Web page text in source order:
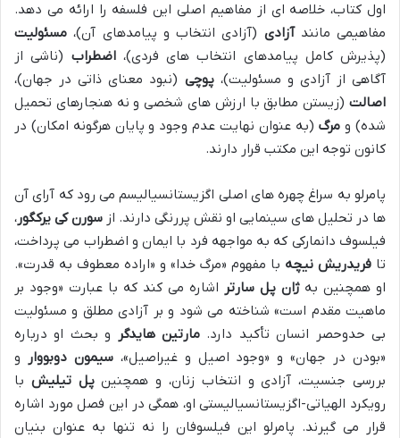
اول کتاب، خلاصه ای از مفاهیم اصلی این فلسفه را ارائه می دهد.
مفاهیمی مانندآزادی (آزادی انتخاب و پیامدهای آن)، مسئولیت
(پذیرش کامل پیامدهای انتخاب های فردی)،اضطراب (ناشی از
آگاهی از آزادی و مسئولیت)،پوچی (نبود معنای ذاتی در جهان)،
اصالت (زیستن مطابق با ارزش های شخصی و نه هنجارهای تحمیل
شده) و مرگ (به عنوان نهایت عدم وجود و پایان هرگونه امکان) در
کانون توجه این مکتب قرار دارند.
پامرلو به سراغ چهره های اصلی اگزیستانسیالیسم می رود که آرای آن
ها در تحلیل های سینمایی او نقش پررنگی دارند. از سورن کی یرکگور،
فیلسوف دانمارکی که به مواجهه فرد با ایمان و اضطراب می پرداخت،
تا فریدریش نیچه با مفهوم «مرگ خدا» و «اراده معطوف به قدرت».
او همچنین بهژان پل سارتر اشاره می کند که با عبارت «وجود بر
ماهیت مقدم است» شناخته می شود و بر آزادی مطلق و مسئولیت
بی حدوحصر انسان تأکید دارد. مارتین هایدگر و بحث او درباره
«بودن در جهان» و «وجود اصیل و غیراصیل»،سیمون دوبووار و
بررسی جنسیت، آزادی و انتخاب زنان، و همچنینپل تیلیش با
رویکرد الهیاتی-اگزیستانسیالیستی او، همگی در این فصل مورد اشاره
قرار می گیرند. پامرلو این فیلسوفان را نه تنها به عنوان بنیان